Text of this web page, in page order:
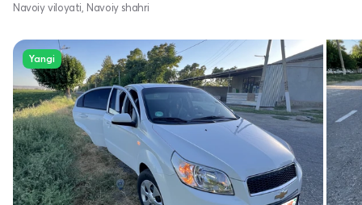
Navoiy viloyati, Navoiy shahri
Yangi